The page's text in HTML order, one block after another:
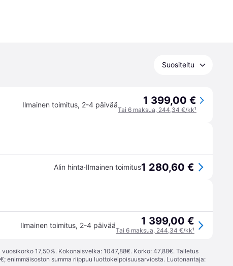
Suositeltu
Ilmainen toimitus, 2-4 päivää 1 399,00 €
Tai 6 maksua, 244,34 €/kk¹
Alin hinta·Ilmainen toimitus1 280,60 €
Ilmainen toimitus, 2-4 päivää 1 399,00 €
Tai 6 maksua, 244,34 €/kk¹
17,50%. Kokonaisvelka: 1047,88€. Korko: 47,88€. Talletus
enimmäisoston summa riippuu luottokelpoisuusarviosta. Luotonantaja: